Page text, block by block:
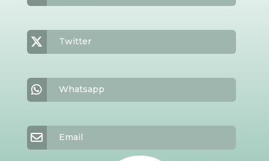
Twitter
Whatsapp
Email